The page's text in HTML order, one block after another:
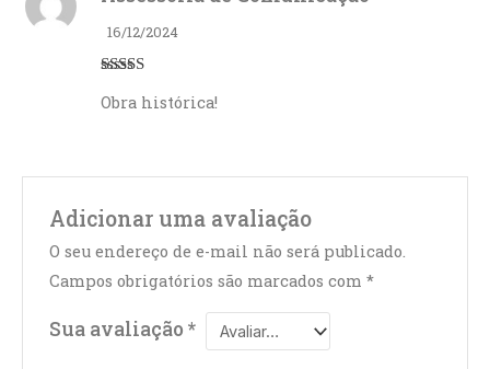
de 5
16/12/2024
Obra histórica!
Adicionar uma avaliação
O seu endereço de e-mail não será publicado.
Campos obrigatórios são marcados com*
Sua avaliação*